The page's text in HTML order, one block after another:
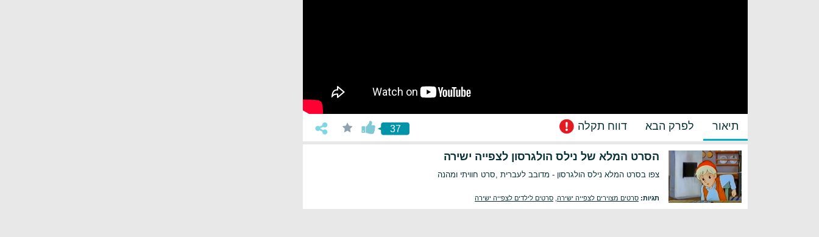
תיאור לפרק הבא דווח תקלה 37
הסרט המלא של נילס הולגרסון לצפייה ישירה
צפו בסרט המלא נילס הולגרסון - מדובב לעברית ,סרט חוויתי ומהנה
תגיות: סרטים מצוירים לצפייה ישירה, סרטים לילדים לצפייה ישירה